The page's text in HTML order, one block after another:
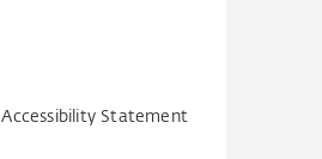
Accessibility Statement